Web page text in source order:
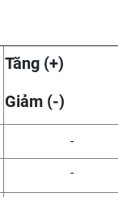
Tăng (+)
Giảm (-)
-
-